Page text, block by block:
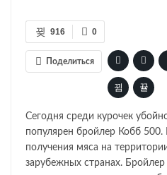
0
916
Поделиться
Сегодня среди курочек
популярен бройлер Кобб 500.
получения мяса на
зарубежных странах.